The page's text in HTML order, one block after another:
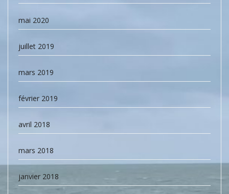
mai 2020
juillet 2019
mars 2019
février 2019
avril 2018
mars 2018
janvier 2018